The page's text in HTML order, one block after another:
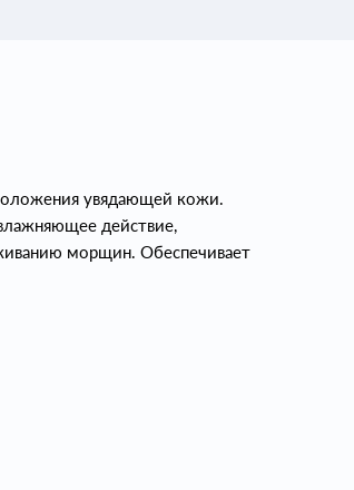
увядающей кожи.
действие,
морщин. Обеспечивает